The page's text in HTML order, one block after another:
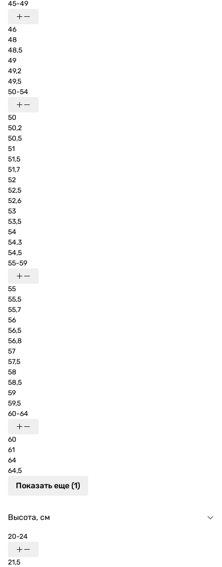
45-49
46
48
48,5
49
49,2
49,5
50-54
50
50,2
50,5
51
51,5
51,7
52
52,5
52,6
53
53,5
54
54,3
54,5
55-59
55
55,5
55,7
56
56,5
56,8
57
57,5
58
58,5
59
59,5
60-64
60
61
64
64,5
Показать еще (1)
Высота, см
20-24
21,5